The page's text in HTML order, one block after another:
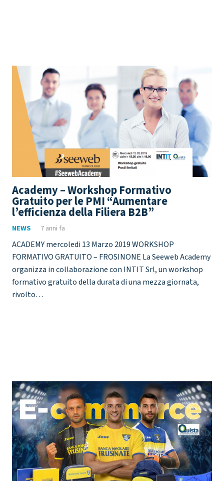
Academy – Workshop Formativo
Gratuito per le PMI “Aumentare
l’efficienza della Filiera B2B”
NEWS 7 anni fa
ACADEMY mercoledi 13 Marzo 2019 WORKSHOP
FORMATIVO GRATUITO – FROSINONE La Seeweb Academy
organizza in collaborazione con INTIT Srl, un workshop
formativo gratuito della durata di una mezza giornata,
rivolto…